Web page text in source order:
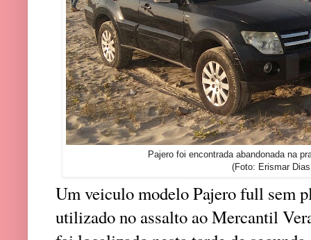
Pajero foi encontrada abandonada na
(Foto: Erismar
Um veiculo modelo Pajero full sem
utilizado no assalto ao Mercantil